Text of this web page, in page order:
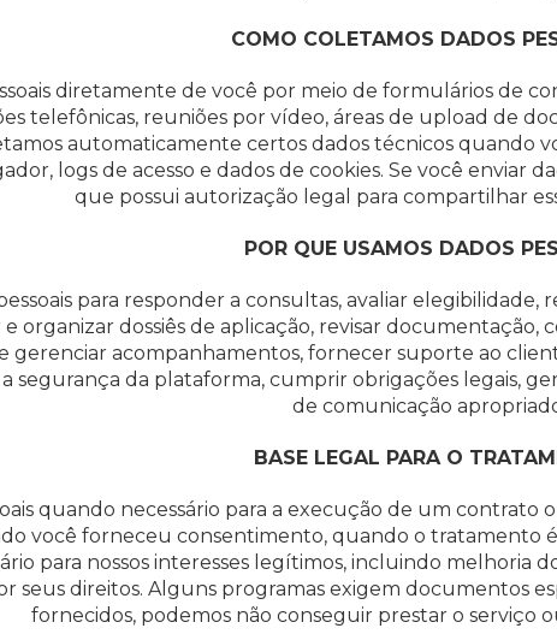
COMO COLETAMOS DADOS
diretamente de você por meio de formulários de
telefônicas, reuniões por vídeo, áreas de upload de
automaticamente certos dados técnicos quando
logs de acesso e dados de cookies. Se você enviar
que possui autorização legal para compartilhar
POR QUE USAMOS DADOS
para responder a consultas, avaliar
e organizar dossiês de aplicação, revisar
gerenciar acompanhamentos, fornecer suporte ao
segurança da plataforma, cumprir obrigações legais,
de comunicação
BASE LEGAL PARA O
quando necessário para a execução de um
você forneceu consentimento, quando o tratamento
para nossos interesses legítimos, incluindo melhoria
seus direitos. Alguns programas exigem documentos
fornecidos, podemos não conseguir prestar o serviço